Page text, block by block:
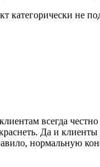
категорически не
всегда
Да и
нормальную